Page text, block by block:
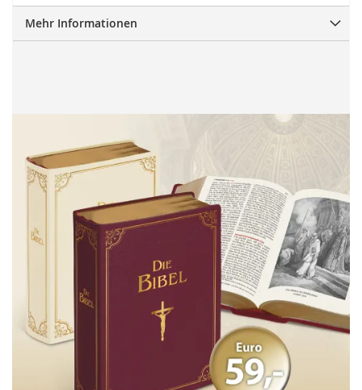
Mehr Informationen